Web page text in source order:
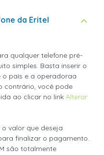
da Eritel
qualquer telefone pré-
simples. Basta inserir o
o país e a operadoraa
contrário, você pode
ao clicar no link Alterar
valor que deseja
finalizar o pagamento.
são totalmente